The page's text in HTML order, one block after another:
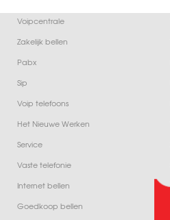
Voipcentrale
Zakelijk bellen
Pabx
Sip
Voip telefoons
Het Nieuwe Werken
Service
Vaste telefonie
Internet bellen
Goedkoop bellen